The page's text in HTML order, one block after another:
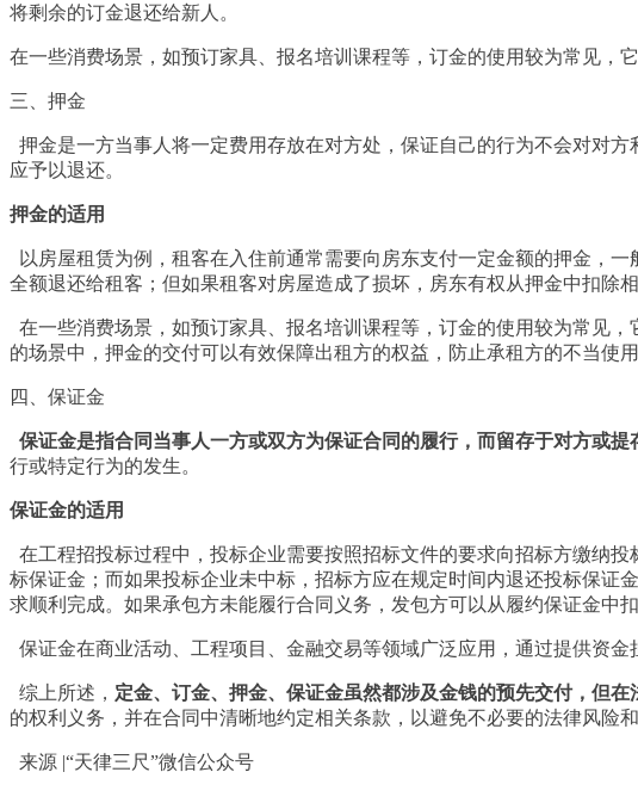
将剩余的订金退还给新人。
在一些消费场景，如预订家具、报名培训课程等，订金的使用较为常见，
三、押金
押金是一方当事人将一定费用存放在对方处，保证自己的行为不会对对
应予以退还。
押金的适用
以房屋租赁为例，租客在入住前通常需要向房东支付一定金额的押金，
全额退还给租客；但如果租客对房屋造成了损坏，房东有权从押金中扣除相
在一些消费场景，如预订家具、报名培训课程等，订金的使用较为常见
的场景中，押金的交付可以有效保障出租方的权益，防止承租方的不当使用
四、保证金
保证金是指合同当事人一方或双方为保证合同的履行，而留存于对方或提
行或特定行为的发生。
保证金的适用
在工程招投标过程中，投标企业需要按照招标文件的要求向招标方缴纳
标保证金；而如果投标企业未中标，招标方应在规定时间内退还投标保证
求顺利完成。如果承包方未能履行合同义务，发包方可以从履约保证金中
保证金在商业活动、工程项目、金融交易等领域广泛应用，通过提供资
综上所述， 定金、订金、押金、保证金虽然都涉及金钱的预先交付，但
的权利义务，并在合同中清晰地约定相关条款，以避免不必要的法律风险和
来源 |“天律三尺”微信公众号